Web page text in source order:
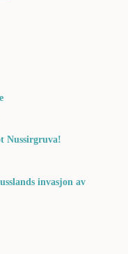
Nussirgruva!
invasjon av